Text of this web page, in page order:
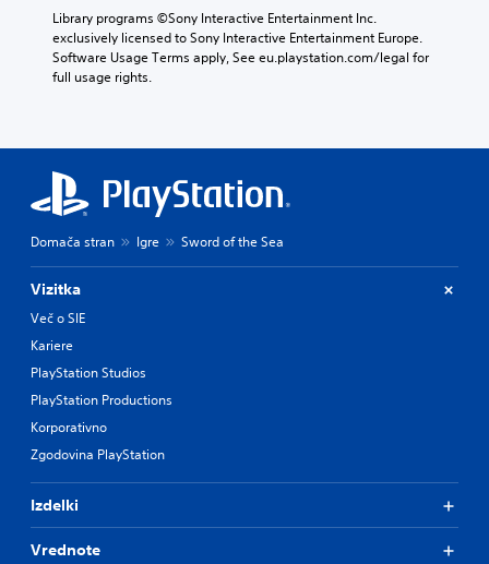
Library programs ©Sony Interactive Entertainment Inc.
exclusively licensed to Sony Interactive Entertainment Europe.
Software Usage Terms apply, See eu.playstation.com/legal for
full usage rights.
Domača stran Igre Sword of the Sea
Vizitka
Več o SIE
Kariere
PlayStation Studios
PlayStation Productions
Korporativno
Zgodovina PlayStation
Izdelki
Vrednote